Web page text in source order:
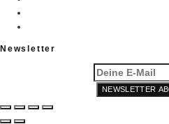
Newsletter